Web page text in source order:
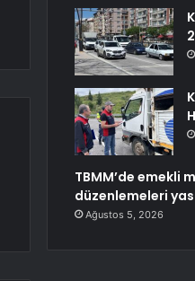
TBMM’de emekli
düzenlemeleri
Ağustos 5, 2026